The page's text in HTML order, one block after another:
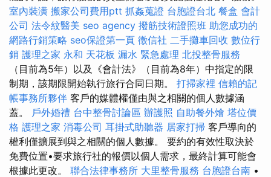
室內裝潢 搬家公司費用ptt 抓姦蒐證 台胞證台北 餐盒 會計
公司 法令紋醫美 seo agency 撥筋技術證照班 助您成功的
網路行銷策略 seo保證第一頁 徵信社 二手攤車回收 數位行
銷 護理之家 永和 天花板 漏水 緊急處理 北投整骨服務
（目前為5年）以及《會計法》（目前為8年）中指定的限
制期，該期限開始執行旅行合同日期。 打掃家裡 信賴的記
帳事務所夥伴 客戶的媒體權僅由與之相關的個人數據涵
蓋。 戶外婚禮 台中整骨討論區 辦護照 自助餐外燴 塔位價
格 護理之家 消毒公司 耳掛式助聽器 居家打掃 客戶導向的
權利僅擴展到與之相關的個人數據。 要約的有效性取決於
免費位置•要求旅行社的報價以個人需求，最終計算可能會
根據此更改。 聯合法律事務所 大里整骨服務 台胞證台南 •